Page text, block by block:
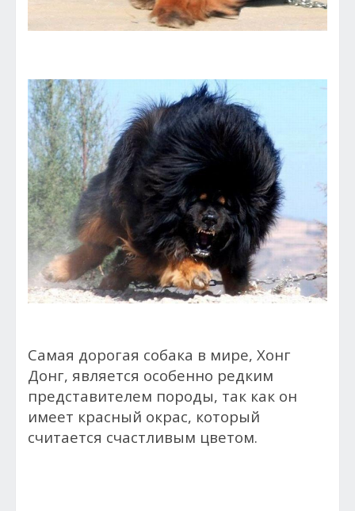
Самая дорогая собака в мире, Хонг
Донг, является особенно редким
представителем породы, так как он
имеет красный окрас, который
считается счастливым цветом.